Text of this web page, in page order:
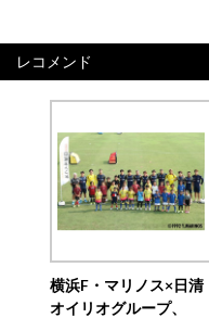
レコメンド
横浜F・マリノス×日清
オイリオグループ、